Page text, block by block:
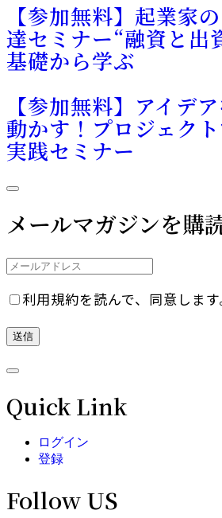
【参加無料】起業家
達セミナー“融資と出
基礎から学ぶ
【参加無料】アイデ
動かす！プロジェク
実践セミナー
メールマガジンを購
利用規約を読んで、同意します
Quick Link
ログイン
登録
Follow US